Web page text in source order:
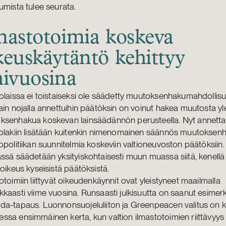
tulee seurata.
koskeva
kehittyy
ei toistaiseksi ole säädetty
nojalla annettuihin päätöksin on voinut hakea muutosta
koskevan lainsäädännön perusteella. Nyt
lisätään kuitenkin nimenomainen säännös
suunnitelmia koskeviin valtioneuvoston
säädetään yksityiskohtaisesti muun muassa siitä,
kyseisistä päätöksistä.
liittyvät oikeudenkäynnit ovat yleistyneet maailmalla
viime vuosina. Runsaasti julkisuutta on saanut
tapaus. Luonnonsuojeluliiton ja Greenpeacen valitus on
ensimmäinen kerta, kun valtion ilmastotoimien